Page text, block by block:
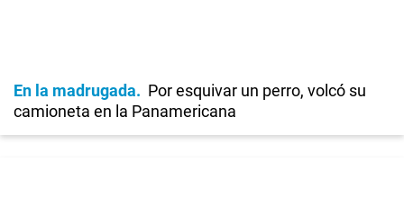
En la madrugada
Por esquivar un perro, volcó su
camioneta en la Panamericana